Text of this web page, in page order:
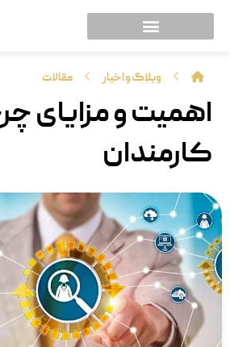
وبلاگ و اخبار مقالات
اهمیت و مزایای
کارمندان